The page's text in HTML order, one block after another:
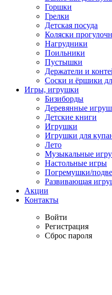
Горшки
Грелки
Детская посуда
Коляски
Нагрудники
Поильники
Пустышки
Держатели и
Соски и ёршики
Игры, игрушки
Бизиборды
Деревянные
Детские книги
Игрушки
Игрушки для
Лето
Музыкальные
Настольные игры
Погремушки/
Развивающая
Акции
Контакты
Войти
Регистрация
Сброс пароля